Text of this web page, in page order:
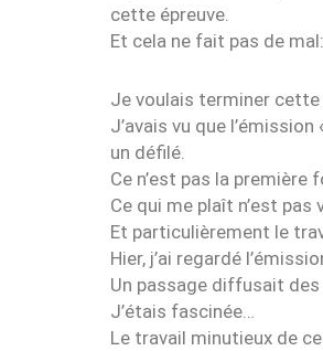
cette épreuve.
Et cela ne fait pas de
Je voulais terminer
J’avais vu que
un défilé.
Ce n’est pas la première
Ce qui me plaît n’est
Et particulièrement le
Hier, j’ai regardé
Un passage diffusait
J’étais fascinée…
Le travail minutieux de